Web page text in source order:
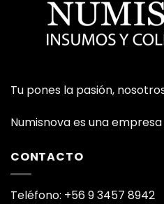
Tu pones la pasión,
Numisnova es una
CONTACTO
Teléfono: +56 9 3457 8942